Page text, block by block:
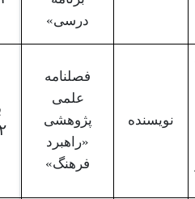
درسی»
نویسنده
فصلنامه
علمی
پژوهشی
«راهبرد
فرهنگ»